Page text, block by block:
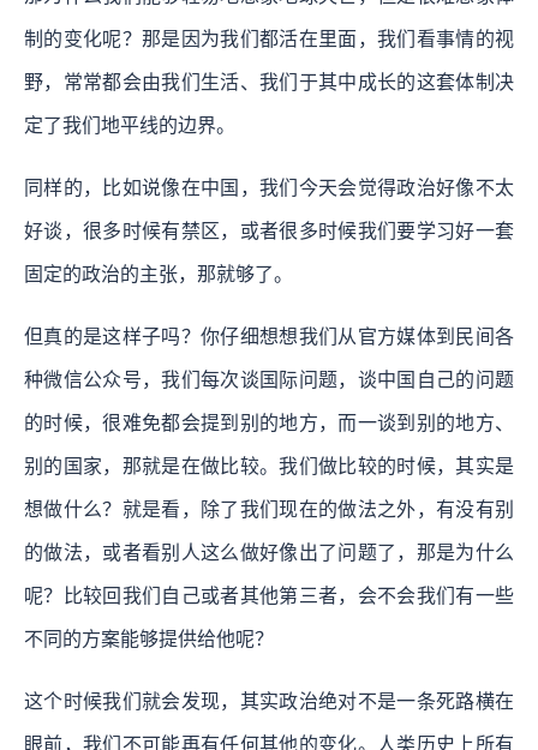
制的变化呢？那是因为我们都活在里面，我们看事情的视
野，常常都会由我们生活、我们于其中成长的这套体制决
定了我们地平线的边界。
同样的，比如说像在中国，我们今天会觉得政治好像不太
好谈，很多时候有禁区，或者很多时候我们要学习好一套
固定的政治的主张，那就够了。
但真的是这样子吗？你仔细想想我们从官方媒体到民间各
种微信公众号，我们每次谈国际问题，谈中国自己的问题
的时候，很难免都会提到别的地方，而一谈到别的地方、
别的国家，那就是在做比较。我们做比较的时候，其实是
想做什么？就是看，除了我们现在的做法之外，有没有别
的做法，或者看别人这么做好像出了问题了，那是为什么
呢？比较回我们自己或者其他第三者，会不会我们有一些
不同的方案能够提供给他呢？
这个时候我们就会发现，其实政治绝对不是一条死路横在
眼前，我们不可能再有任何其他的变化。人类历史上所有